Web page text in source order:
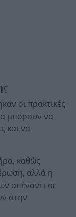
οι πρακτικές
μπορούν να
και να
καθώς
αλλά η
απέναντι σε
στην